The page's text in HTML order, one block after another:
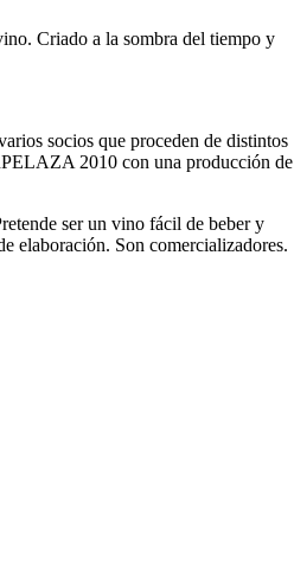
Criado a la sombra del tiempo y
socios que proceden de distintos
2010 con una producción de
ser un vino fácil de beber y
elaboración. Son comercializadores.